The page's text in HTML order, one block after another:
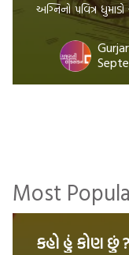
અગ્નિનો પવિત્ર
બોલતો […]
Most
કહો હું કોણ છું